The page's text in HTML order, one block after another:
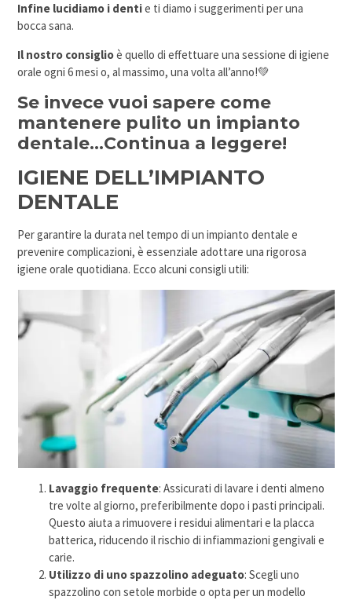
Infine lucidiamo i dentie ti diamo i suggerimenti per una
bocca sana.
Il nostro consiglioè quello di effettuare una sessione di igiene
orale ogni 6 mesi o, al massimo, una volta all’anno!💚
Se invece vuoi sapere come
mantenere pulito un impianto
dentale…Continua a leggere!
IGIENE DELL’IMPIANTO
DENTALE
Per garantire la durata nel tempo di un impianto dentale e
prevenire complicazioni, è essenziale adottare una rigorosa
igiene orale quotidiana. Ecco alcuni consigli utili:
Lavaggio frequente: Assicurati di lavare i denti almeno
tre volte al giorno, preferibilmente dopo i pasti principali.
Questo aiuta a rimuovere i residui alimentari e la placca
batterica, riducendo il rischio di infiammazioni gengivali e
carie.
Utilizzo di uno spazzolino adeguato: Scegli uno
spazzolino con setole morbide o opta per un modello